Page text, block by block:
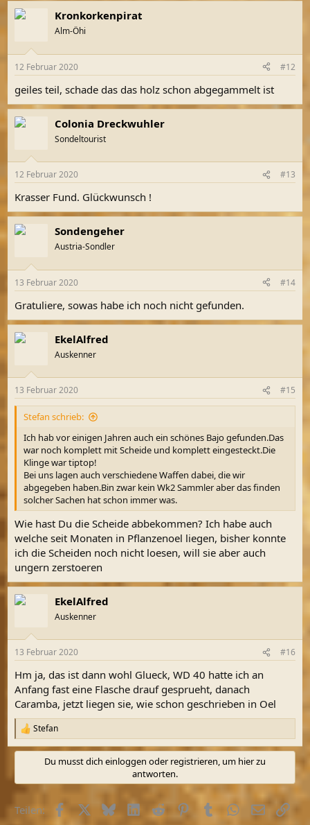
a
k
e
:
Kronkorkenpirat
Alm-Öhi
12 Februar 2020 #12
geiles teil, schade das das holz schon abgegammelt ist
Colonia Dreckwuhler
Sondeltourist
12 Februar 2020 #13
Krasser Fund. Glückwunsch !
Sondengeher
Austria-Sondler
13 Februar 2020 #14
Gratuliere, sowas habe ich noch nicht gefunden.
EkelAlfred
Auskenner
13 Februar 2020 #15
Stefan schrieb:
Ich hab vor einigen Jahren auch ein schönes Bajo gefunden.Das
war noch komplett mit Scheide und komplett eingesteckt.Die
Klinge war tiptop!
Bei uns lagen auch verschiedene Waffen dabei, die wir
abgegeben haben.Bin zwar kein Wk2 Sammler aber das finden
solcher Sachen hat schon immer was.
Wie hast Du die Scheide abbekommen? Ich habe auch
welche seit Monaten in Pflanzenoel liegen, bisher konnte
ich die Scheiden noch nicht loesen, will sie aber auch
ungern zerstoeren
EkelAlfred
Auskenner
13 Februar 2020 #16
Hm ja, das ist dann wohl Glueck, WD 40 hatte ich an
Anfang fast eine Flasche drauf gesprueht, danach
Caramba, jetzt liegen sie, wie schon geschrieben in Oel
R
e
a
n
Stefan
Du musst dich einloggen oder registrieren, um hier zu
antworten.
Teilen: FacebookX (Twitter)
BlueskyLinkedInReddit PinterestTumblrWhatsApp
E-MailLink